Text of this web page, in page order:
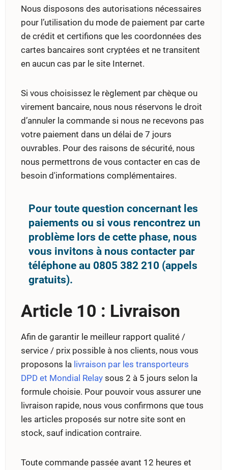
Nous disposons des autorisations nécessaires
pour l’utilisation du mode de paiement par carte
de crédit et certifions que les coordonnées des
cartes bancaires sont cryptées et ne transitent
en aucun cas par le site Internet.
Si vous choisissez le règlement par chèque ou
virement bancaire, nous nous réservons le droit
d’annuler la commande si nous ne recevons pas
votre paiement dans un délai de 7 jours
ouvrables. Pour des raisons de sécurité, nous
nous permettrons de vous contacter en cas de
besoin d'informations complémentaires.
Pour toute question concernant les
paiements ou si vous rencontrez un
problème lors de cette phase, nous
vous invitons à nous contacter par
téléphone au 0805 382 210 (appels
gratuits).
Article 10 : Livraison
Afin de garantir le meilleur rapport qualité /
service / prix possible à nos clients, nous vous
proposons la livraison par les transporteurs
DPD et Mondial Relay sous 2 à 5 jours selon la
formule choisie. Pour pouvoir vous assurer une
livraison rapide, nous vous confirmons que tous
les articles proposés sur notre site sont en
stock, sauf indication contraire.
Toute commande passée avant 12 heures et